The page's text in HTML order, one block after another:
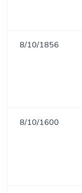
8/10/1856
8/10/1600